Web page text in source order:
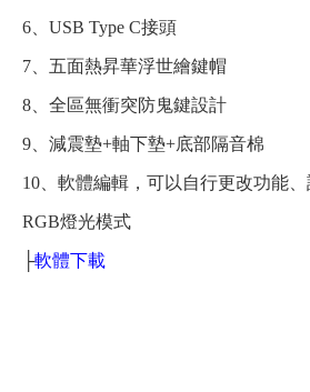
6、USB Type C接頭
7、五面熱昇華浮世繪鍵帽
8、全區無衝突防鬼鍵設計
9、減震墊+軸下墊+底部隔音棉
10、軟體編輯，可以自行更改功能
RGB燈光模式
├軟體下載